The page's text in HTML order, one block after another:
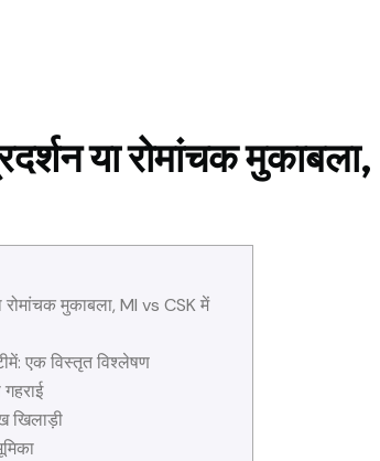
या रोमांचक
रोमांचक मुकाबला, MI vs CSK में
एक विस्तृत विश्लेषण
खिलाड़ी